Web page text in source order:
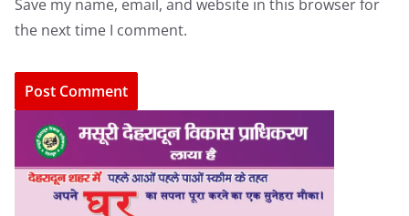
Save my name, email, and website in this browser for
the next time I comment.